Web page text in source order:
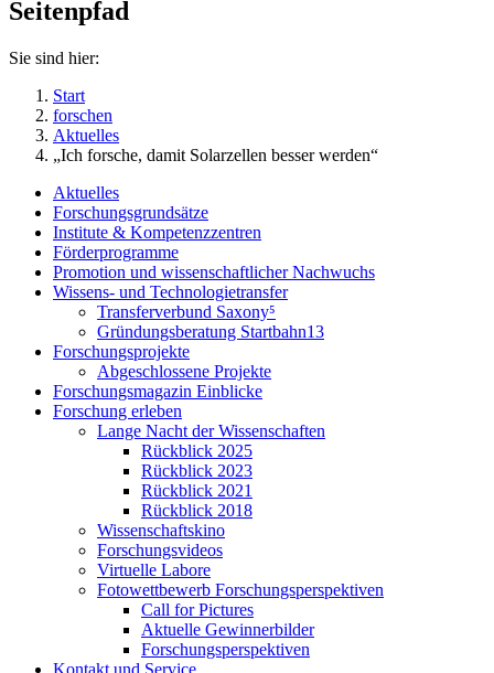
Seitenpfad
Sie sind hier:
Start
forschen
Aktuelles
„Ich forsche, damit Solarzellen besser werden“
Aktuelles
Forschungsgrundsätze
Institute & Kompetenzzentren
Förderprogramme
Promotion und wissenschaftlicher Nachwuchs
Wissens- und Technologietransfer
Transferverbund Saxony⁵
Gründungsberatung Startbahn13
Forschungsprojekte
Abgeschlossene Projekte
Forschungsmagazin Einblicke
Forschung erleben
Lange Nacht der Wissenschaften
Rückblick 2025
Rückblick 2023
Rückblick 2021
Rückblick 2018
Wissenschaftskino
Forschungsvideos
Virtuelle Labore
Fotowettbewerb Forschungsperspektiven
Call for Pictures
Aktuelle Gewinnerbilder
Forschungsperspektiven
Kontakt und Service